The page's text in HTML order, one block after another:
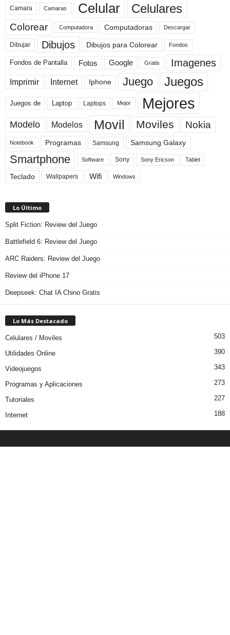
Camara Camaras Celular Celulares
Colorear Computadora Computadoras Descargar
Dibujar Dibujos Dibujos para Colorear Fondos
Fondos de Pantalla Fotos Google Gratis Imagenes
Imprimir Internet Iphone Juego Juegos
Juegos de Laptop Laptops Mejor Mejores
Modelo Modelos Movil Moviles Nokia
Notebook Programas Samsung Samsung Galaxy
Smartphone Software Sony Sony Ericson Tablet
Teclado Wallpapers Wifi Windows
Lo Último
Split Fiction: Review del Juego
Battlefield 6: Review del Juego
ARC Raiders: Review del Juego
Review del iPhone 17
Deepseek: Chat IA Chino Gratis
Lo Más Destacado
Celulares / Moviles 503
Utilidades Online 390
Videojuegos 343
Programas y Aplicaciones 273
Tutoriales 227
Internet 188